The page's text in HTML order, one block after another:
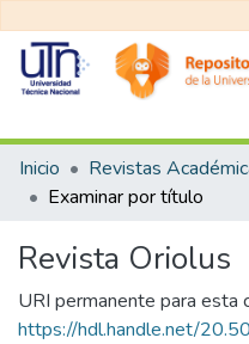
Inicio
Examinar por título
Revista Oriolus
URI permanente para esta
https://hdl.handle.net/